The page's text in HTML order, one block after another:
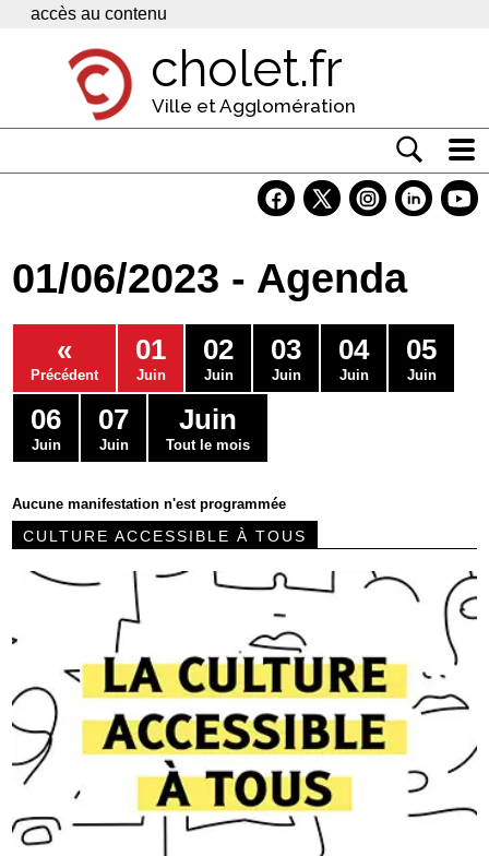
Panneau de gestion des cookies
accès au contenu
cholet.fr
Ville et Agglomération
Economie
Services
Contacts
01/06/2023 - Agenda
«
Précédent
01
Juin
02
Juin
03
Juin
04
Juin
05
Juin
06
Juin
07
Juin
Juin
Tout le mois
Aucune manifestation n'est programmée
CULTURE ACCESSIBLE À TOUS